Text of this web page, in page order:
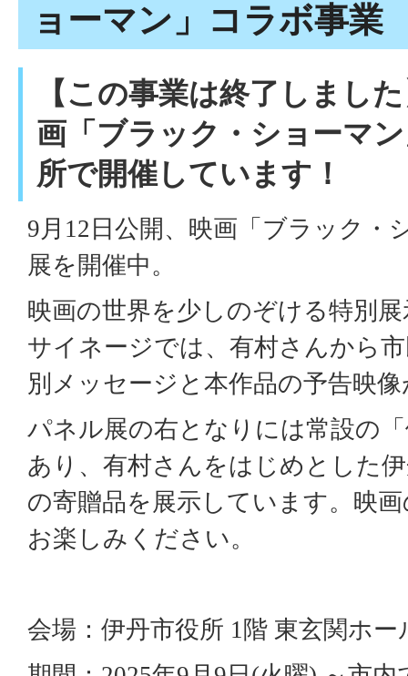
ョーマン」コラボ事業
【この事業は終了しまし
画「ブラック・ショーマ
所で開催しています！
9月12日公開、映画「ブラック・
展を開催中。
映画の世界を少しのぞける特別
サイネージでは、有村さんから
別メッセージと本作品の予告映
パネル展の右となりには常設の
あり、有村さんをはじめとした
の寄贈品を展示しています。映
お楽しみください。
会場：伊丹市役所 1階 東玄関ホー